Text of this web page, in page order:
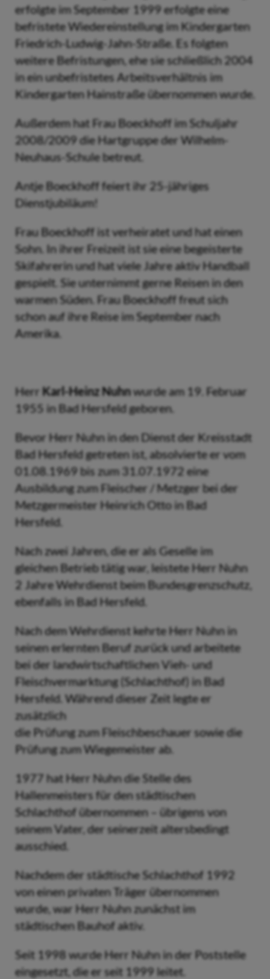
erfolgte im September 1999 erfolgte eine
befristete Wiedereinstellung im Kindergarten
Friedrich-Ludwig-Jahn-Straße. Es folgten
weitere Befristungen, ehe sie schließlich 2004
in ein unbefristetes Arbeitsverhältnis im
Kindergarten Hainstraße übernommen wurde.
Außerdem hat Frau Boeckhoff im Schuljahr
2008/2009 die Hartgruppe der Wilhelm-
Neuhaus-Schule betreut.
Antje Boeckhoff feiert ihr 25-jähriges
Dienstjubiläum!
Frau Boeckhoff ist verheiratet und hat einen
Sohn. In ihrer Freizeit ist sie eine begeisterte
Skifahrerin und hat viele Jahre aktiv Handball
gespielt. Sie unternimmt gerne Reisen in den
warmen Süden. Frau Boeckhoff freut sich
schon auf ihre Reise im September nach
Amerika.
Herr Karl-Heinz Nuhnwurde am 19. Februar
1955 in Bad Hersfeld geboren.
Bevor Herr Nuhn in den Dienst der Kreisstadt
Bad Hersfeld getreten ist, absolvierte er vom
01.08.1969 bis zum 31.07.1972 eine
Ausbildung zum Fleischer / Metzger bei der
Metzgermeister Heinrich Otto in Bad
Hersfeld.
Nach zwei Jahren, die er als Geselle im
gleichen Betrieb tätig war, leistete Herr Nuhn
2 Jahre Wehrdienst beim Bundesgrenzschutz,
ebenfalls in Bad Hersfeld.
Nach dem Wehrdienst kehrte Herr Nuhn in
seinen erlernten Beruf zurück und arbeitete
bei der landwirtschaftlichen Vieh- und
Fleischvermarktung (Schlachthof) in Bad
Hersfeld. Während dieser Zeit legte er
zusätzlich
die Prüfung zum Fleischbeschauer sowie die
Prüfung zum Wiegemeister ab.
1977 hat Herr Nuhn die Stelle des
Hallenmeisters für den städtischen
Schlachthof übernommen – übrigens von
seinem Vater, der seinerzeit altersbedingt
ausschied.
Nachdem der städtische Schlachthof 1992
von einen privaten Träger übernommen
wurde, war Herr Nuhn zunächst im
städtischen Bauhof aktiv.
Seit 1998 wurde Herr Nuhn in der Poststelle
eingesetzt, die er seit 1999 leitet.